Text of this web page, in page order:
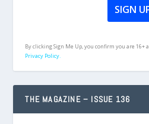
By clicking Sign Me Up, you confirm you are 16+
Privacy Policy.
THE MAGAZINE – ISSUE 136